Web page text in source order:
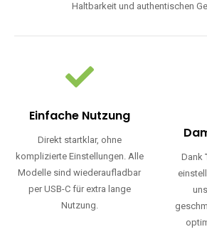
Haltbarkeit und authentischen
Einfache Nutzung
Direkt startklar, ohne
komplizierte Einstellungen. Alle
Modelle sind wiederaufladbar
per USB-C für extra lange
Nutzung.
Dank